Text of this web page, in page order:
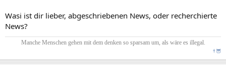
Wasi ist dir lieber, abgeschriebenen News, oder recherchierte
News?
Manche Menschen gehen mit dem denken so sparsam um, als wäre es illegal.
† 🦉